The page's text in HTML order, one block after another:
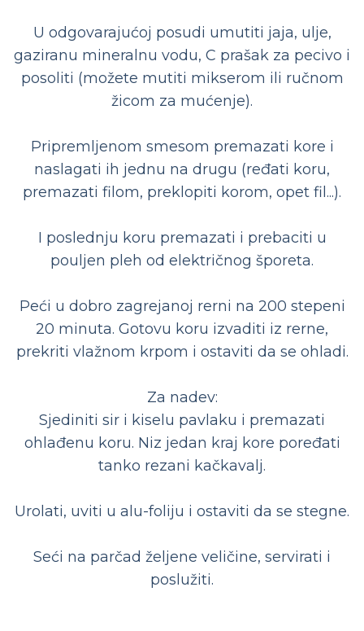
U odgovarajućoj posudi umutiti jaja, ulje,
gaziranu mineralnu vodu, C prašak za pecivo i
posoliti (možete mutiti mikserom ili ručnom
žicom za mućenje).
Pripremljenom smesom premazati kore i
naslagati ih jednu na drugu (ređati koru,
premazati filom, preklopiti korom, opet fil...).
I poslednju koru premazati i prebaciti u
pouljen pleh od električnog šporeta.
Peći u dobro zagrejanoj rerni na 200 stepeni
20 minuta. Gotovu koru izvaditi iz rerne,
prekriti vlažnom krpom i ostaviti da se ohladi.
Za nadev:
Sjediniti sir i kiselu pavlaku i premazati
ohlađenu koru. Niz jedan kraj kore poređati
tanko rezani kačkavalj.
Urolati, uviti u alu-foliju i ostaviti da se stegne.
Seći na parčad željene veličine, servirati i
poslužiti.